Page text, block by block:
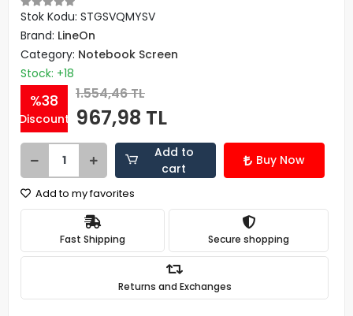
Stok Kodu: STGSVQMYSV
Brand: LineOn
Category: Notebook Screen
Stock: +18
%38
Discount
1.554,46 TL
967,98 TL
Add to
cart
Buy Now
Add to my favorites
Fast Shipping Secure shopping
Returns and Exchanges